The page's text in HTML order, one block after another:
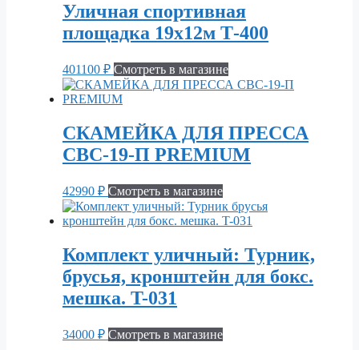
Уличная спортивная
площадка 19х12м Т-400
401100 ₽ Смотреть в магазине
СКАМЕЙКА ДЛЯ ПРЕССА
СВС-19-П PREMIUM
42990 ₽ Смотреть в магазине
Комплект уличный: Турник,
брусья, кронштейн для бокс.
мешка. T-031
34000 ₽ Смотреть в магазине